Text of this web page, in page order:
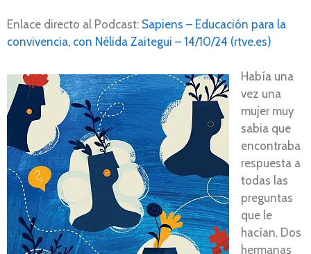
Enlace directo al Podcast: Sapiens – Educación para la
convivencia, con Nélida Zaitegui – 14/10/24 (rtve.es)
Había una
vez una
mujer muy
sabia que
encontraba
respuesta a
todas las
preguntas
que le
hacían. Dos
hermanas